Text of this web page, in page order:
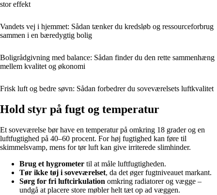
stor effekt
Vandets vej i hjemmet: Sådan tænker du kredsløb og ressourceforbrug
sammen i en bæredygtig bolig
Boligrådgivning med balance: Sådan finder du den rette sammenhæng
mellem kvalitet og økonomi
Frisk luft og bedre søvn: Sådan forbedrer du soveværelsets luftkvalitet
Hold styr på fugt og temperatur
Et soveværelse bør have en temperatur på omkring 18 grader og en
luftfugtighed på 40–60 procent. For høj fugtighed kan føre til
skimmelsvamp, mens for tør luft kan give irriterede slimhinder.
Brug et hygrometer til at måle luftfugtigheden.
Tør ikke tøj i soveværelset, da det øger fugtniveauet markant.
Sørg for fri luftcirkulation omkring radiatorer og vægge –
undgå at placere store møbler helt tæt op ad væggen.